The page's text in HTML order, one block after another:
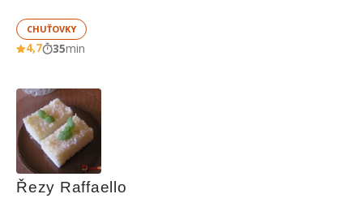
CHUŤOVKY
4,7 35min
Řezy Raffaello